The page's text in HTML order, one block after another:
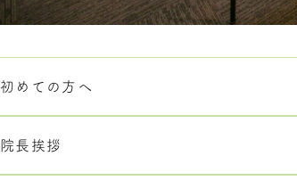
初めての方へ
院長挨拶